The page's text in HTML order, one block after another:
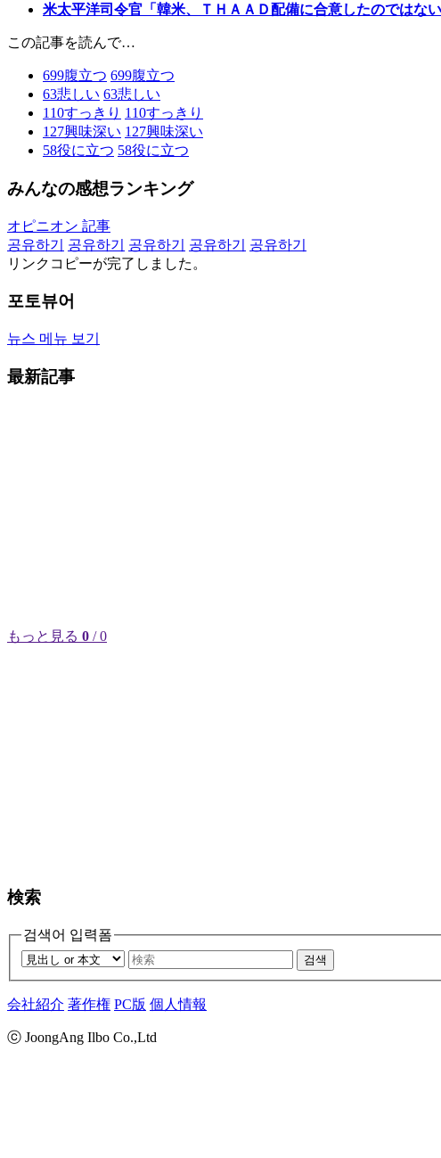
米太平洋司令官「韓米、ＴＨＡＡＤ配備に合意したのではない
この記事を読んで…
699腹立つ 699腹立つ
63悲しい 63悲しい
110すっきり 110すっきり
127興味深い 127興味深い
58役に立つ 58役に立つ
みんなの感想ランキング
オピニオン 記事
공유하기
공유하기 공유하기 공유하기
공유하기
リンクコピーが完了しました。
포토뷰어
뉴스 메뉴 보기
最新記事
もっと見る 0 / 0
検索
검색어 입력폼
검색
会社紹介 著作権 PC版 個人情報
ⓒ JoongAng Ilbo Co.,Ltd